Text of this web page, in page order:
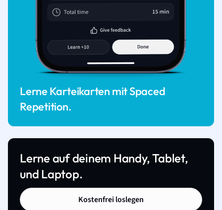
Lerne Karteikarten mit Spaced
Repetition.
Lerne auf deinem Handy, Tablet,
und Laptop.
Kostenfrei loslegen